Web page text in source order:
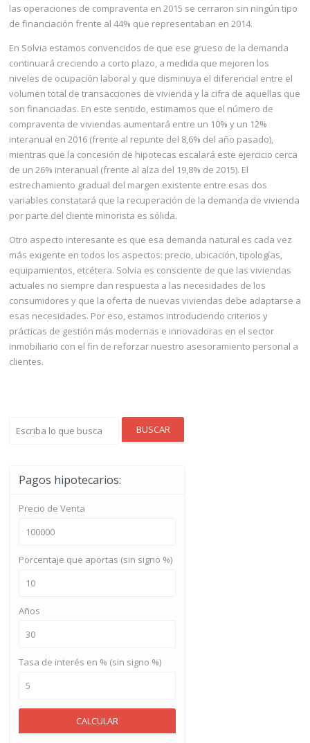
las operaciones de compraventa en 2015 se cerraron sin ningún tipo
de financiación frente al 44% que representaban en 2014.
En Solvia estamos convencidos de que ese grueso de la demanda
continuará creciendo a corto plazo, a medida que mejoren los
niveles de ocupación laboral y que disminuya el diferencial entre el
volumen total de transacciones de vivienda y la cifra de aquellas que
son financiadas. En este sentido, estimamos que el número de
compraventa de viviendas aumentará entre un 10% y un 12%
interanual en 2016 (frente al repunte del 8,6% del año pasado),
mientras que la concesión de hipotecas escalará este ejercicio cerca
de un 26% interanual (frente al alza del 19,8% de 2015). El
estrechamiento gradual del margen existente entre esas dos
variables constatará que la recuperación de la demanda de vivienda
por parte del cliente minorista es sólida.
Otro aspecto interesante es que esa demanda natural es cada vez
más exigente en todos los aspectos: precio, ubicación, tipologías,
equipamientos, etcétera. Solvia es consciente de que las viviendas
actuales no siempre dan respuesta a las necesidades de los
consumidores y que la oferta de nuevas viviendas debe adaptarse a
esas necesidades. Por eso, estamos introduciendo criterios y
prácticas de gestión más modernas e innovadoras en el sector
inmobiliario con el fin de reforzar nuestro asesoramiento personal a
clientes.
BUSCAR
Pagos hipotecarios:
Precio de Venta
Porcentaje que aportas (sin signo %)
Años
Tasa de interés en % (sin signo %)
CALCULAR